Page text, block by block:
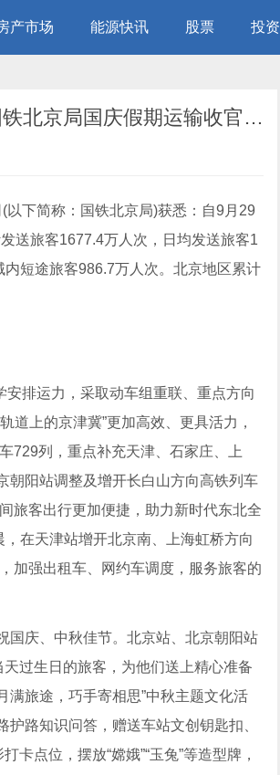
产市场 能源快讯 股票 投资
国铁北京局国庆假期运输收官 累计发送旅客1677.4万人次,国铁北京局国庆假期运输收官 累计发送旅客1677.4万人次
下简称：国铁北京局)获悉：自9月29
送旅客1677.4万人次，日均发送旅客1
短途旅客986.7万人次。北京地区累计
排运力，采取动车组重联、重点方向
道上的京津冀”更加高效、更具活力，
729列，重点补充天津、石家庄、
上
朝阳站调整及增开长白山方向高铁列车
旅客出行更加便捷，助力新时代东北全
在天津站增开北京南、上海虹桥方向
加强出租车 、网约车调度，服务旅客的
庆、中秋佳节。北京站、北京朝阳站
过生日的旅客，为他们送上精心准备
满旅途，巧手寄相思”中秋主题文化活
路知识问答，赠送车站文创钥匙扣、
点位，摆放“嫦娥”“玉兔”等造型牌，